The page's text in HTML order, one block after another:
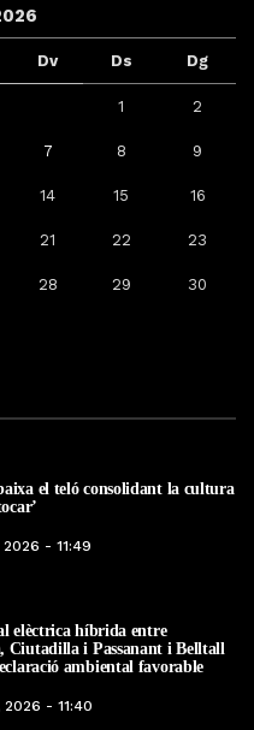
Dv Ds Dg
1 2
7 8 9
14 15 16
21 22 23
28 29 30
el teló consolidant la cultura
- 11:49
elèctrica híbrida entre
Ciutadilla i Passanant i Belltall
ambiental favorable
- 11:40